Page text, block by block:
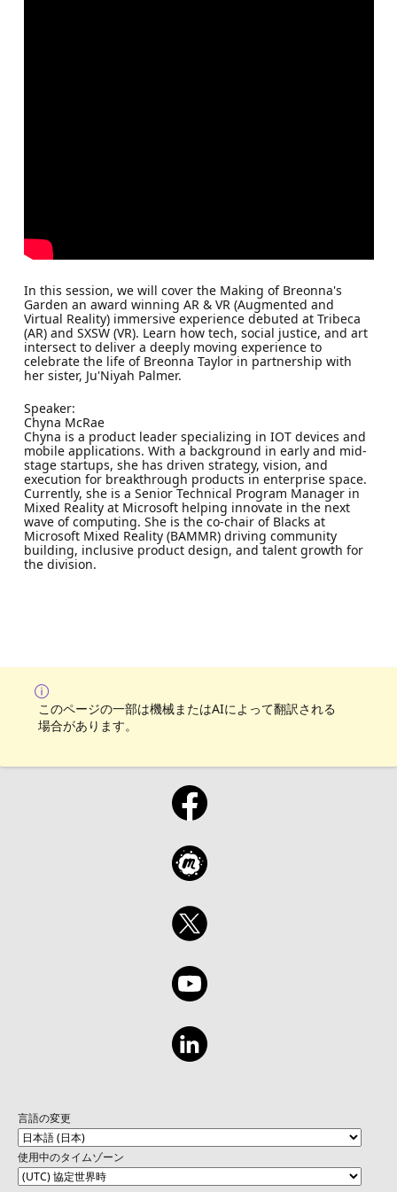
In this session, we will cover the Making of Breonna's
Garden an award winning AR & VR (Augmented and
Virtual Reality) immersive experience debuted at Tribeca
(AR) and SXSW (VR). Learn how tech, social justice, and art
intersect to deliver a deeply moving experience to
celebrate the life of Breonna Taylor in partnership with
her sister, Ju'Niyah Palmer.
Speaker:
Chyna McRae
Chyna is a product leader specializing in IOT devices and
mobile applications. With a background in early and mid-
stage startups, she has driven strategy, vision, and
execution for breakthrough products in enterprise space.
Currently, she is a Senior Technical Program Manager in
Mixed Reality at Microsoft helping innovate in the next
wave of computing. She is the co-chair of Blacks at
Microsoft Mixed Reality (BAMMR) driving community
building, inclusive product design, and talent growth for
the division.
このページの一部は機械またはAIによって翻訳される
場合があります。
言語の変更
使用中のタイムゾーン